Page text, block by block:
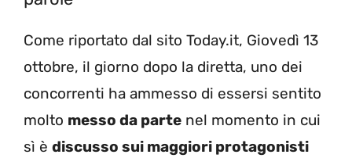
Come riportato dal sito Today.it, Giovedì 13
ottobre, il giorno dopo la diretta, uno dei
concorrenti ha ammesso di essersi sentito
molto messo da parte nel momento in cui
sì è discusso sui maggiori protagonisti